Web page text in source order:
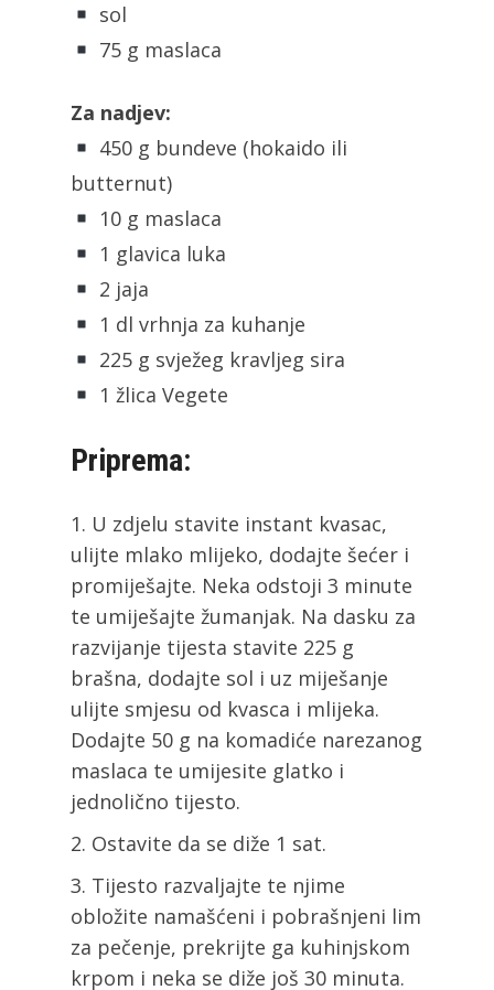
sol
75 g maslaca
Za nadjev:
450 g bundeve (hokaido ili
butternut)
10 g maslaca
1 glavica luka
2 jaja
1 dl vrhnja za kuhanje
225 g svježeg kravljeg sira
1 žlica Vegete
Priprema:
U zdjelu stavite instant kvasac,
ulijte mlako mlijeko, dodajte šećer i
promiješajte. Neka odstoji 3 minute
te umiješajte žumanjak. Na dasku za
razvijanje tijesta stavite 225 g
brašna, dodajte sol i uz miješanje
ulijte smjesu od kvasca i mlijeka.
Dodajte 50 g na komadiće narezanog
maslaca te umijesite glatko i
jednolično tijesto.
Ostavite da se diže 1 sat.
Tijesto razvaljajte te njime
obložite namašćeni i pobrašnjeni lim
za pečenje, prekrijte ga kuhinjskom
krpom i neka se diže još 30 minuta.